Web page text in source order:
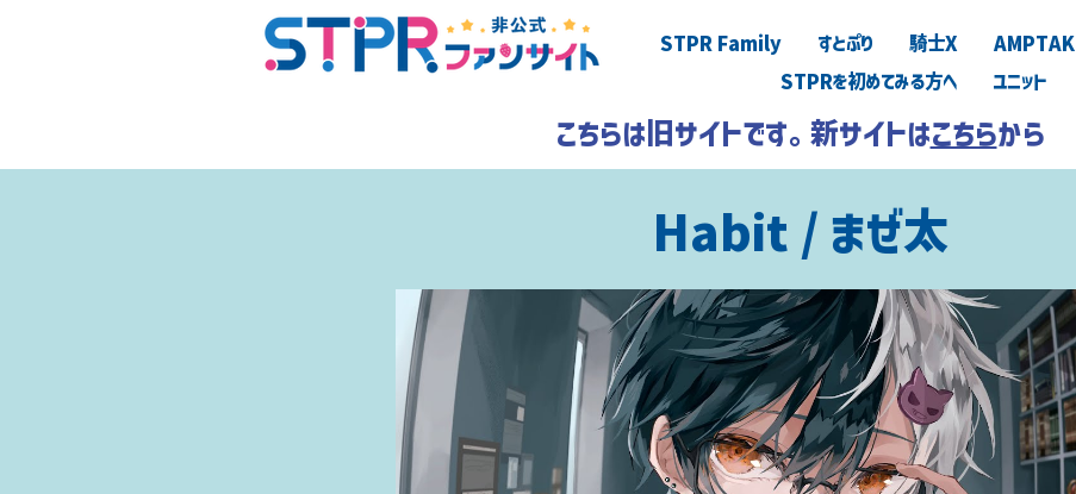
STPR Family すとぷり 騎士X AMPTAK
STPRを初めてみる方へ
ユニット
こちらは旧サイトです。新サイトはこちらから
Habit / まぜ太